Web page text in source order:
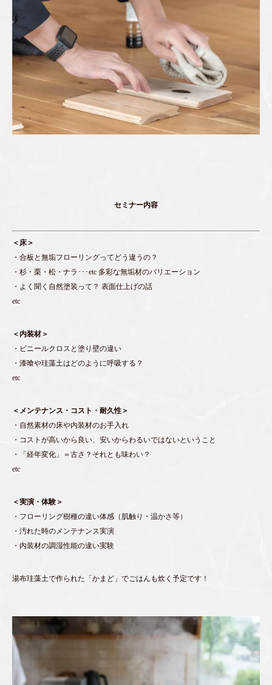
セミナー内容
＜床＞
・合板と無垢フローリングってどう違うの？
・杉・栗・松・ナラ･･･etc 多彩な無垢材のバリエーション
・よく聞く自然塗装って？ 表面仕上げの話
etc
＜内装材＞
・ビニールクロスと塗り壁の違い
・漆喰や珪藻土はどのように呼吸する？
etc
＜メンテナンス・コスト・耐久性＞
・自然素材の床や内装材のお手入れ
・コストが高いから良い、安いからわるいではないということ
・「経年変化」＝古さ？それとも味わい？
etc
＜実演・体験＞
・フローリング樹種の違い体感（肌触り・温かさ等）
・汚れた時のメンテナンス実演
・内装材の調湿性能の違い実験
湯布珪藻土で作られた「かまど」でごはんも炊く予定です！